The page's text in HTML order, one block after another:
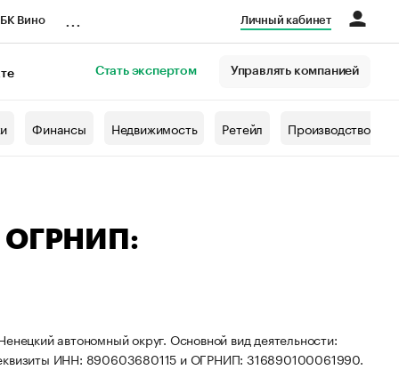
Вино Личный кабинет
Стать экспертом Управлять компанией
Финансы Недвижимость Ретейл Производство
ОГРНИП:
автономный округ. Основной вид деятельности:
ИНН: 890603680115 и ОГРНИП: 316890100061990.